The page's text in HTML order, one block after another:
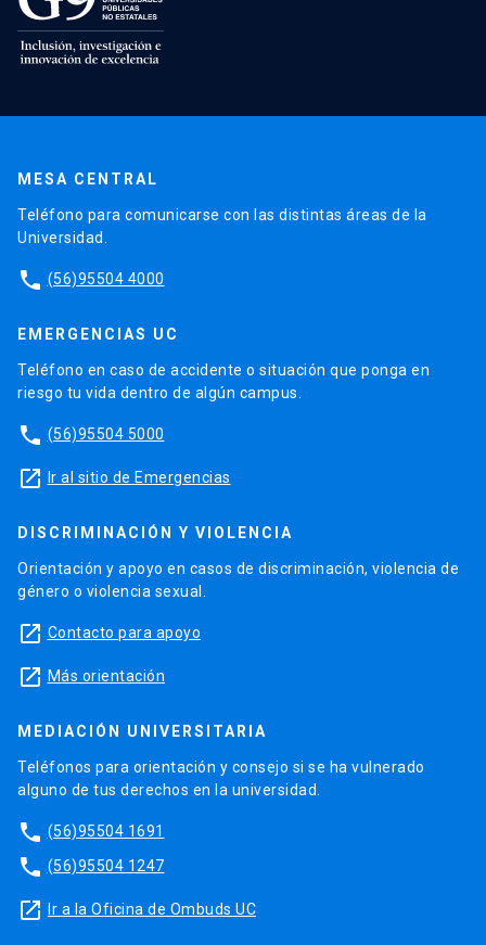
MESA CENTRAL
Teléfono para comunicarse con las distintas áreas de la
Universidad.
phone (56)95504 4000
EMERGENCIAS UC
Teléfono en caso de accidente o situación que ponga en
riesgo tu vida dentro de algún campus.
phone (56)95504 5000
launch Ir al sitio de Emergencias
DISCRIMINACIÓN Y VIOLENCIA
Orientación y apoyo en casos de discriminación, violencia de
género o violencia sexual.
launch Contacto para apoyo
launch Más orientación
MEDIACIÓN UNIVERSITARIA
Teléfonos para orientación y consejo si se ha vulnerado
alguno de tus derechos en la universidad.
phone (56)95504 1691
phone (56)95504 1247
launch Ir a la Oficina de Ombuds UC